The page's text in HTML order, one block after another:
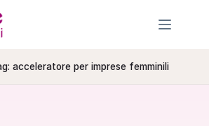
acceleratore per imprese femminili